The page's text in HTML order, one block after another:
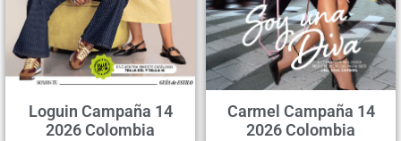
Loguin Campaña 14
2026 Colombia
Carmel Campaña 14
2026 Colombia